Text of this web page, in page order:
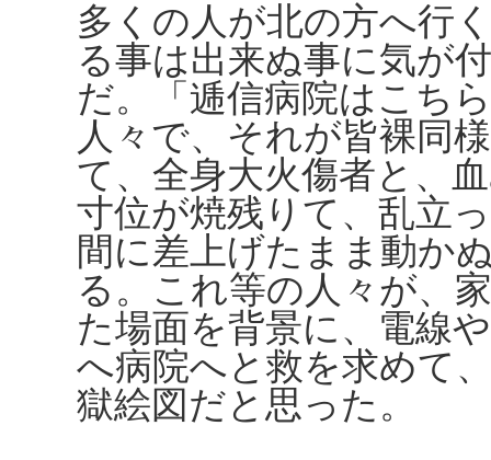
多くの人が北の方へ行
る事は出来ぬ事に気が
だ。「逓信病院はこち
人々で、それが皆裸同
て、全身大火傷者と、
寸位が焼残りて、乱立
間に差上げたまま動か
る。これ等の人々が、
た場面を背景に、電線
へ病院へと救を求めて
獄絵図だと思った。